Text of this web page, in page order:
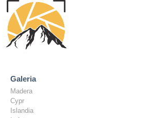
Galeria
Madera
Cypr
Islandia